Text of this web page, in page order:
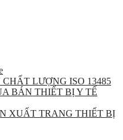
LƯỢNG ISO 13485
BÁN THIẾT BỊ Y TẾ
XUẤT TRANG THIẾT BỊ